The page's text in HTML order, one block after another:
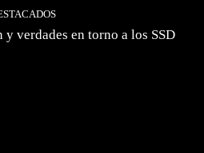
verdades en torno a los SSD